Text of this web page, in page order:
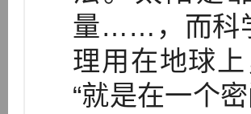
量……，而科
理用在地球
“就是在一个